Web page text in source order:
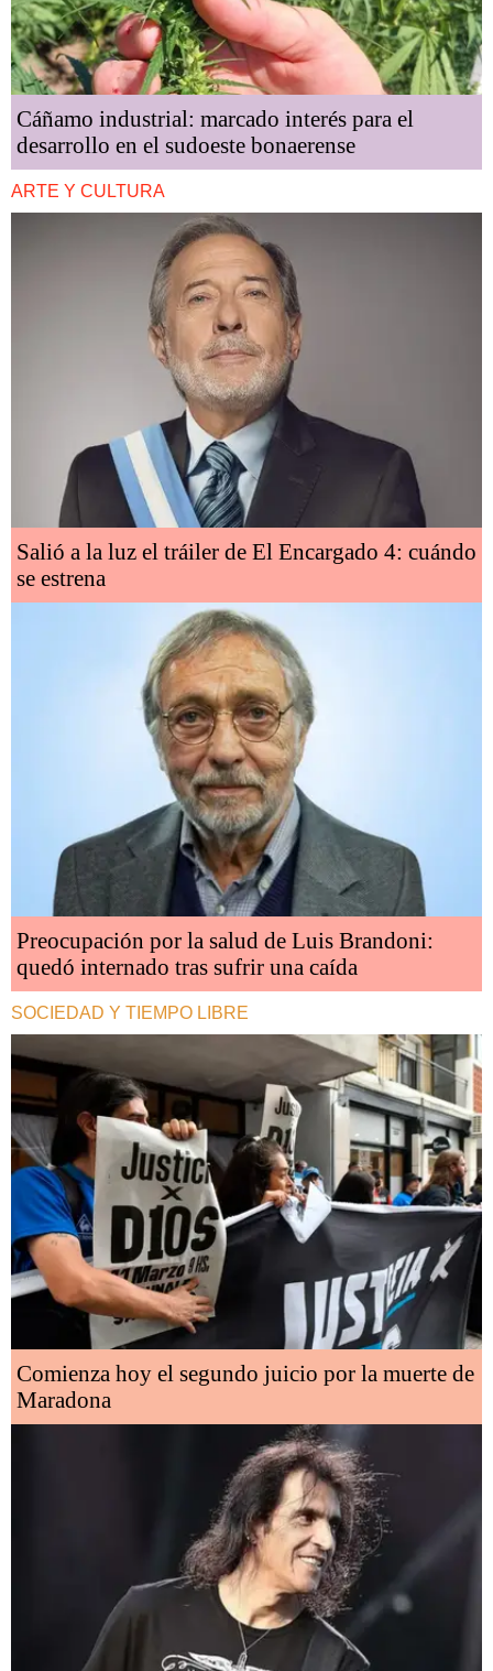
Cáñamo industrial: marcado interés para el
desarrollo en el sudoeste bonaerense
ARTE Y CULTURA
Salió a la luz el tráiler de El Encargado 4: cuándo
se estrena
Preocupación por la salud de Luis Brandoni:
quedó internado tras sufrir una caída
SOCIEDAD Y TIEMPO LIBRE
Comienza hoy el segundo juicio por la muerte de
Maradona